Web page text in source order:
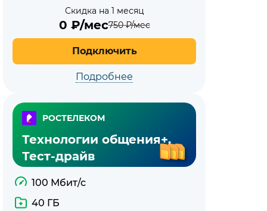
Скидка на 1 месяц
0 ₽/мес750₽/мес
Подключить
Подробнее
РОСТЕЛЕКОМ
Технологии общения+.
Тест-драйв
100 Мбит/с
40 ГБ